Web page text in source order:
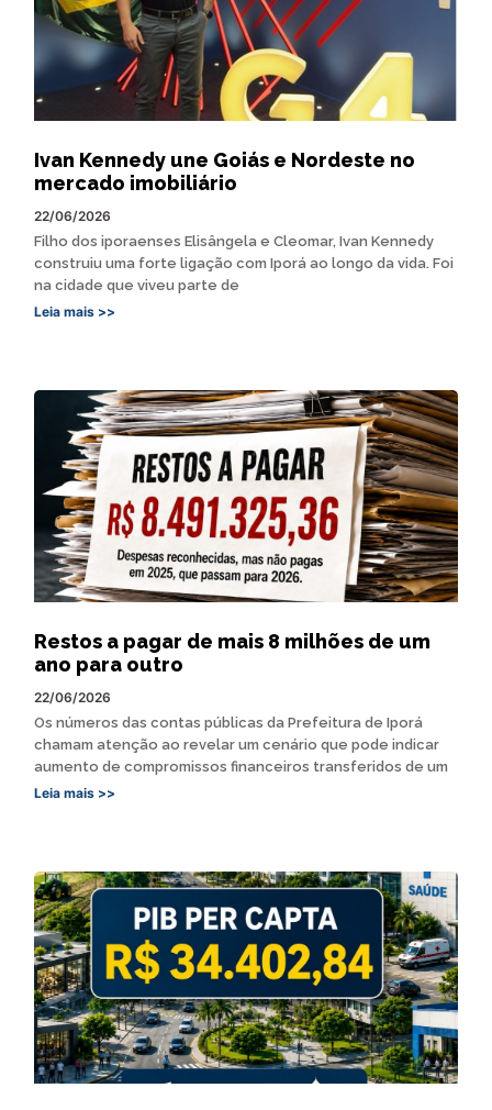
Ivan Kennedy une Goiás e Nordeste no
mercado imobiliário
22/06/2026
Filho dos iporaenses Elisângela e Cleomar, Ivan Kennedy
construiu uma forte ligação com Iporá ao longo da vida. Foi
na cidade que viveu parte de
Leia mais >>
Restos a pagar de mais 8 milhões de um
ano para outro
22/06/2026
Os números das contas públicas da Prefeitura de Iporá
chamam atenção ao revelar um cenário que pode indicar
aumento de compromissos financeiros transferidos de um
Leia mais >>